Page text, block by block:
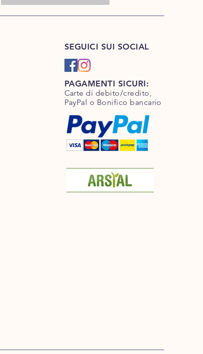
SEGUICI SUI SOCIAL
PAGAMENTI SICURI:
Carte di debito/credito,
PayPal o Bonifico bancario